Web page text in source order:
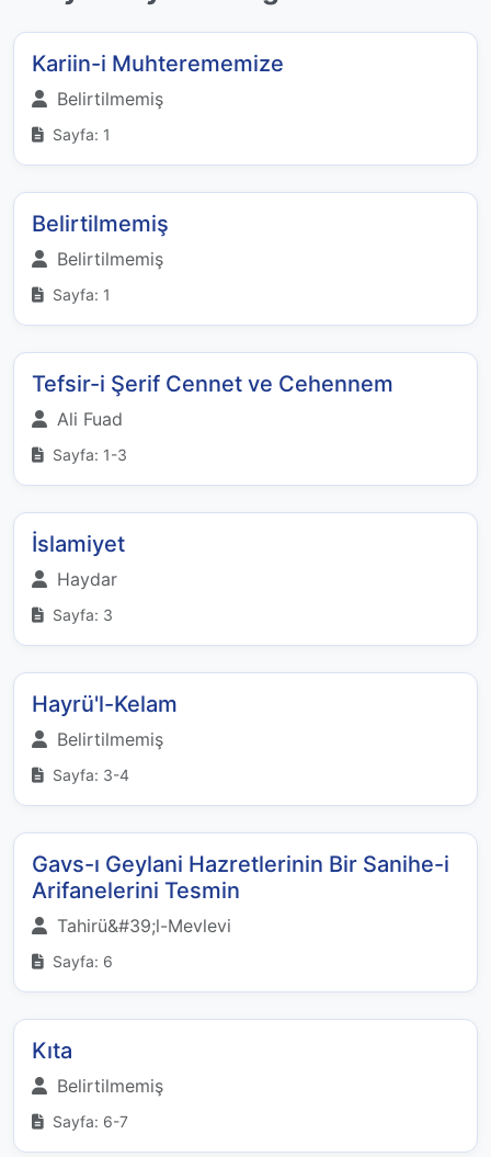
Kariin-i Muhterememize
Belirtilmemiş
Sayfa: 1
Belirtilmemiş
Belirtilmemiş
Sayfa: 1
Tefsir-i Şerif Cennet ve Cehennem
Ali Fuad
Sayfa: 1-3
İslamiyet
Haydar
Sayfa: 3
Hayrü'l-Kelam
Belirtilmemiş
Sayfa: 3-4
Gavs-ı Geylani Hazretlerinin Bir Sanihe-i
Arifanelerini Tesmin
Tahirü&#39;l-Mevlevi
Sayfa: 6
Kıta
Belirtilmemiş
Sayfa: 6-7